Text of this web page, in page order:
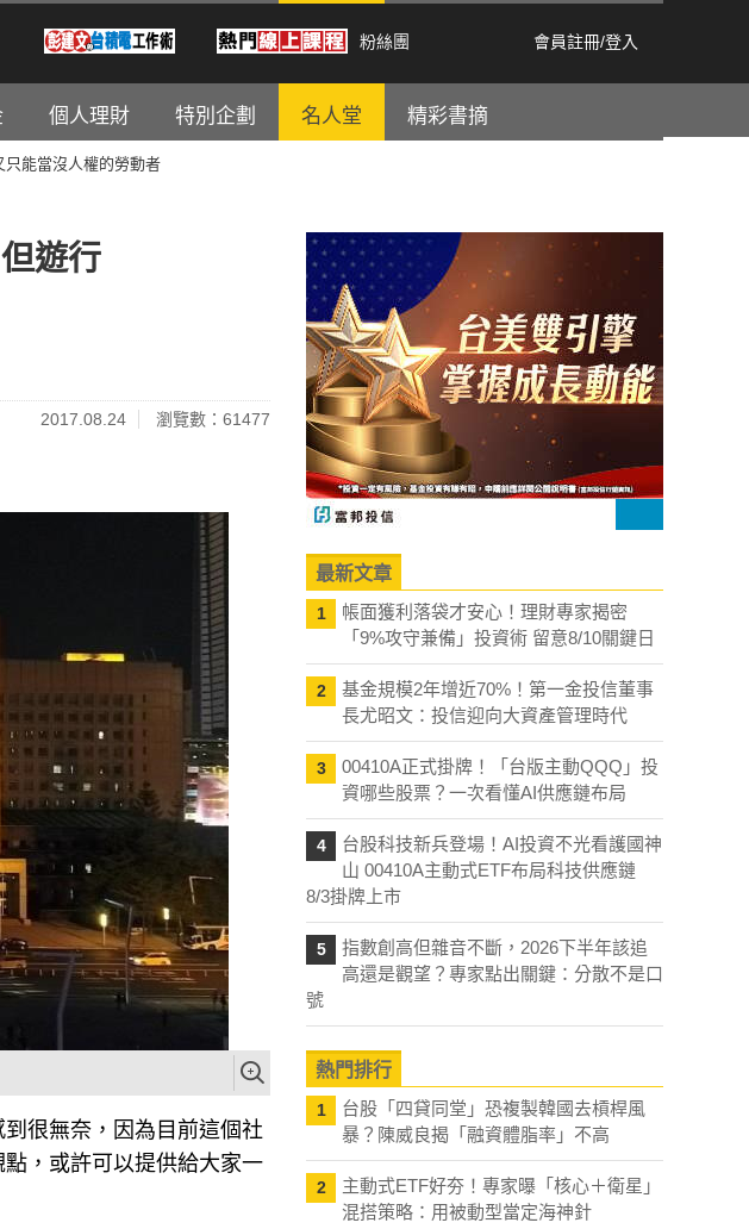
粉絲團 會員註冊/登入
個人理財 特別企劃 名人堂 精彩書摘
能當沒人權的勞動者
遊行
2017.08.24 瀏覽數：61477
很無奈，因為目前這個社
，或許可以提供給大家一
最新文章
1
帳面獲利落袋才安心！理財專家揭密
「9%攻守兼備」投資術 留意8/10關鍵日
2
基金規模2年增近70%！第一金投信董事
長尤昭文：投信迎向大資產管理時代
3
00410A正式掛牌！「台版主動QQQ」投
資哪些股票？一次看懂AI供應鏈布局
4
台股科技新兵登場！AI投資不光看護國神
山 00410A主動式ETF布局科技供應鏈
8/3掛牌上市
5
指數創高但雜音不斷，2026下半年該追
高還是觀望？專家點出關鍵：分散不是口
號
熱門排行
1
台股「四貸同堂」恐複製韓國去槓桿風
暴？陳威良揭「融資體脂率」不高
2
主動式ETF好夯！專家曝「核心＋衛星」
混搭策略：用被動型當定海神針